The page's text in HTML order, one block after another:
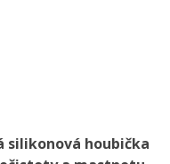
silikonová houbička